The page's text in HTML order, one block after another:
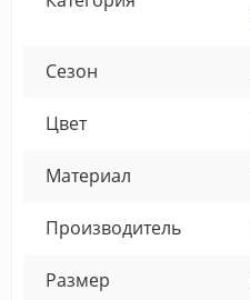
Сезон
Цвет
Материал
Производитель
Размер